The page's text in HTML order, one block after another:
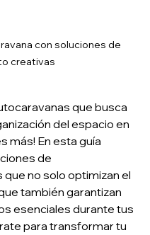
con soluciones de
creativas
que busca
del espacio en
más! En esta guía
de
no solo optimizan el
también garantizan
esenciales durante tus
para transformar tu